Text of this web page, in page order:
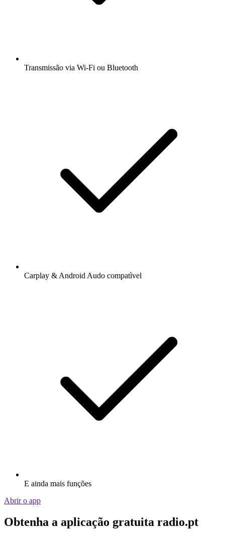
Transmissão via Wi-Fi ou Bluetooth
Carplay & Android Audo compatìvel
E ainda mais funções
Abrir o app
Obtenha a aplicação gratuita radio.pt